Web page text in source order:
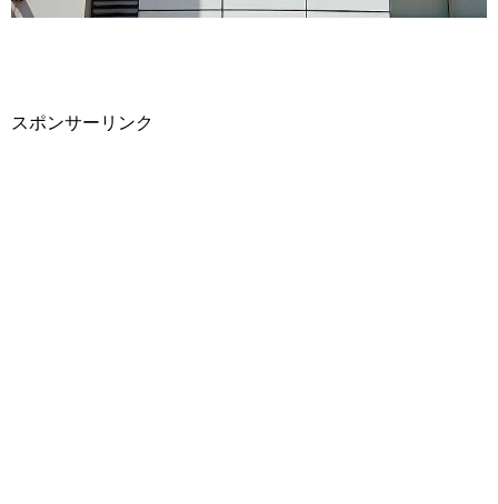
スポンサーリンク